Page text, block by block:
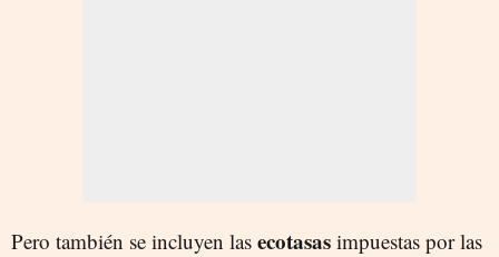
Pero también se incluyen las ecotasas impuestas por las